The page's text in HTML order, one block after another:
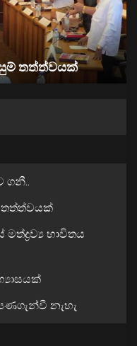
මත්ද්‍රව්‍ය භාවිතය
ගනී..
තත්ත්වයක්
භාවිතය
නැහැ